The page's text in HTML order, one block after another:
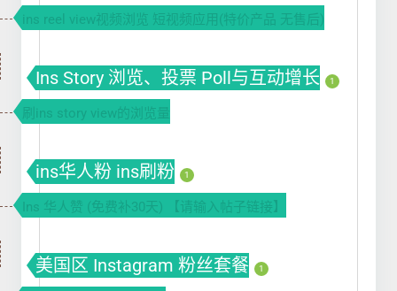
ins reel view视频浏览 短视频应用(特价产品 无售后)
Ins Story 浏览、投票 Poll与互动增长 1
刷ins story view的浏览量
ins华人粉 ins刷粉 1
Ins 华人赞 (免费补30天) 【请输入帖子链接】
美国区 Instagram 粉丝套餐 1